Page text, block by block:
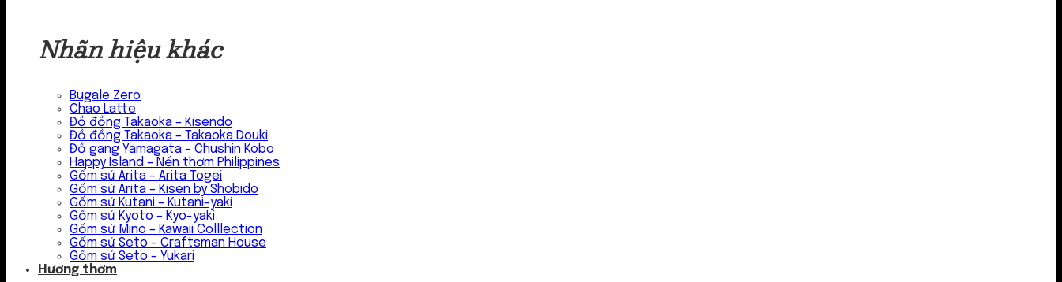
Nhãn hiệu khác
Bugale Zero
Chao Latte
Đồ đồng Takaoka – Kisendo
Đồ đồng Takaoka – Takaoka Douki
Đồ gang Yamagata – Chushin Kobo
Happy Island – Nến thơm Philippines
Gốm sứ Arita – Arita Togei
Gốm sứ Arita – Kisen by Shobido
Gốm sứ Kutani – Kutani-yaki
Gốm sứ Kyoto – Kyo-yaki
Gốm sứ Mino – Kawaii Colllection
Gốm sứ Seto – Craftsman House
Gốm sứ Seto – Yukari
Hương thơm